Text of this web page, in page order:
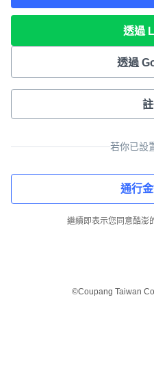
透過
透過
若你已設
通行
繼續即表示您同意酷澎
©Coupang Taiwan